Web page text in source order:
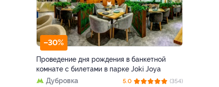
–30%
Проведение дня рождения в банкетной
комнате с билетами в парке Joki Joya
Дубровка
5.0 (354)